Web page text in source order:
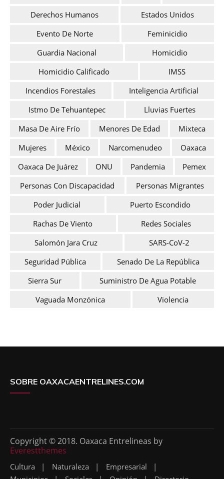
Derechos Humanos
Estados Unidos
Evento De Norte
Feminicidio
Guardia Nacional
Homicidio
Homicidio Calificado
IMSS
Incendios Forestales
Inteligencia Artificial
Istmo De Tehuantepec
Lluvias Fuertes
Masa De Aire Frío
Menores De Edad
Mixteca
Mujeres
México Narcomenudeo
Oaxaca
Oaxaca De Juárez
ONU Pandemia
Pemex
Personas Con Discapacidad
Personas Migrantes
Poder Judicial
Puerto Escondido
Rachas De Viento
Redes Sociales
Salomón Jara Cruz
SARS-CoV-2
Seguridad Pública
Senado De La República
Sierra Sur
Suministro De Agua Potable
Vaguada Monzónica
Violencia
SOBRE OAXACAENTRELINES.COM
Copyright © 2018. Oaxaca Entrelineas by
Everestthemes
Cultura Naturaleza
Empresarial